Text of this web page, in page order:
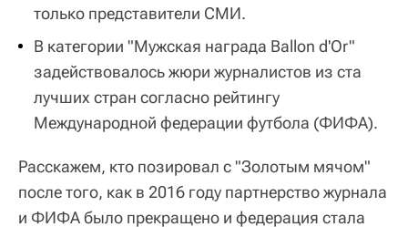
только представители СМИ.
В категории "Мужская награда Ballon d'Or"
задействовалось жюри журналистов из ста
лучших стран согласно рейтингу
Международной федерации футбола (ФИФА).
Расскажем, кто позировал с "Золотым мячом"
после того, как в 2016 году партнерство журнала
и ФИФА было прекращено и федерация стала